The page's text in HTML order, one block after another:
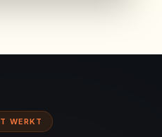
WERKT